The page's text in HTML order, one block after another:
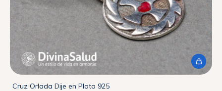
Cruz Orlada Dije en Plata 925